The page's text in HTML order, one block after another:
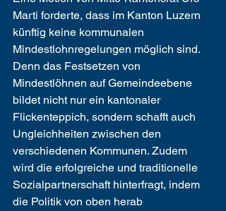
Marti forderte, dass im Kanton Luzern
künftig keine kommunalen
Mindestlohnregelungen möglich sind.
Denn das Festsetzen von
Mindestlöhnen auf Gemeindeebene
bildet nicht nur ein kantonaler
Flickenteppich, sondern schafft auch
Ungleichheiten zwischen den
verschiedenen Kommunen. Zudem
wird die erfolgreiche und traditionelle
Sozialpartnerschaft hinterfragt, indem
die Politik von oben herab